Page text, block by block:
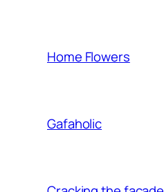
Home Flowers
Gafaholic